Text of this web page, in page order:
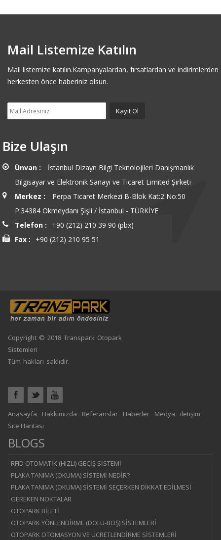
Mail Listemize Katılın
Mail listemize katılın.Kampanyalardan, fırsatlardan ve indirimlerden
herkesten önce haberiniz olsun.
Bize Ulaşın
Ünvan :
İstanbul Dizayn Bilgi Teknolojileri Danışmanlık
Bilgisayar ve Elektronik Sanayi ve Ticaret Limited Şirketi
Merkez :
Perpa Ticaret Merkezi B-Blok Kat:2 No:50
P:34384 Okmeydanı Şişli / İstanbul - TÜRKİYE
Telefon :
+90 (212) 210 39 90 (pbx)
Fax :
+90 (212) 210 95 51
Copyright © 2018 Transpark Otopark
Sistemleri
Tüm hakları saklıdır.
Anasayfa Hakkımızda Referanslar Haberler Medya
iletişim
Site Haritası
BLOGS
RFID OTOMATİK (HIZLI) GEÇİŞ SİSTEMİ
PLAKA TANIMA (OKUMA) SİSTEMİ NEDİR?
PLAKA TANIMA (OKUMA) SİSTEMİ SEÇERKEN DİKKAT EDİLMESİ
GEREKEN NOKTALAR
OTOPARK BİLETİ
OTOPARK YÖNLENDİRME (DOLU-BOŞ) SİSTEMLERİ
OTOPARK OTOMASYON VE ÜCRETLENDİRME SİSTEMLERİ